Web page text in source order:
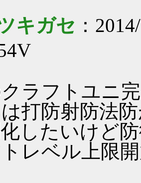
キガセ ：
ラフトユニ
打防射防法
したいけど
レベル上限